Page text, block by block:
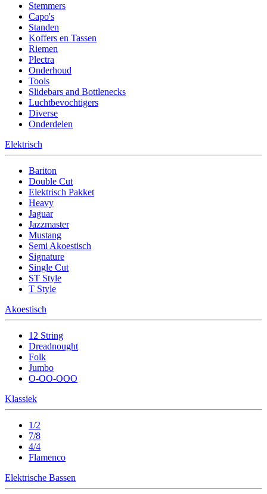
Stemmers
Capo's
Standen
Koffers en Tassen
Riemen
Plectra
Onderhoud
Tools
Slidebars and Bottlenecks
Luchtbevochtigers
Diverse
Onderdelen
Elektrisch
Bariton
Double Cut
Elektrisch Pakket
Heavy
Jaguar
Jazzmaster
Mustang
Semi Akoestisch
Signature
Single Cut
ST Style
T Style
Akoestisch
12 String
Dreadnought
Folk
Jumbo
O-OO-OOO
Klassiek
1/2
7/8
4/4
Flamenco
Elektrische Bassen